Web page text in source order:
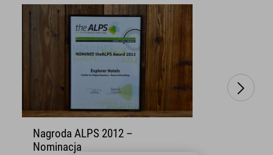
Nagroda ALPS 2012 –
Nominacja